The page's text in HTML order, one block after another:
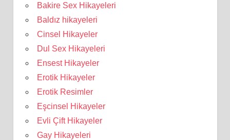
Bakire Sex Hikayeleri
Baldız hikayeleri
Cinsel Hikayeler
Dul Sex Hikayeleri
Ensest Hikayeler
Erotik Hikayeler
Erotik Resimler
Eşcinsel Hikayeler
Evli Çift Hikayeler
Gay Hikayeleri